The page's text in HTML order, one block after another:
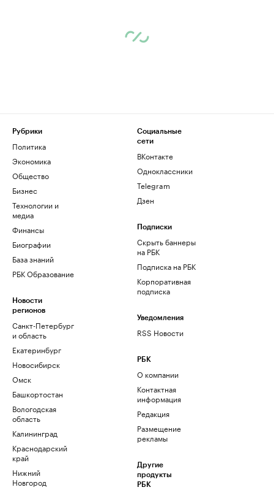
Рубрики
Политика
Экономика
Общество
Бизнес
Технологии и
медиа
Финансы
Биографии
База знаний
РБК Образование
Новости
регионов
Санкт-Петербург
и область
Екатеринбург
Новосибирск
Омск
Башкортостан
Вологодская
область
Калининград
Краснодарский
край
Нижний
Новгород
Социальные
сети
ВКонтакте
Одноклассники
Telegram
Дзен
Подписки
Скрыть баннеры
на РБК
Подписка на РБК
Корпоративная
подписка
Уведомления
RSS Новости
РБК
О компании
Контактная
информация
Редакция
Размещение
рекламы
Другие
продукты
РБК